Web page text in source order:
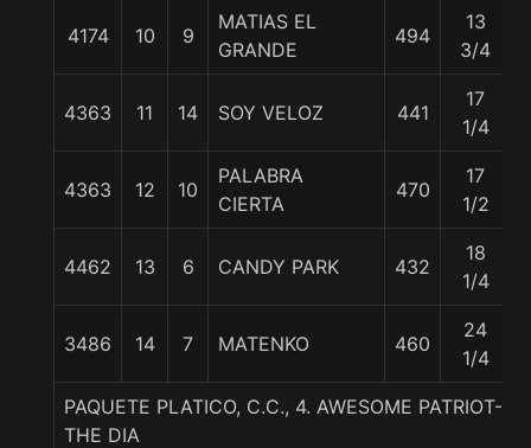
4174 10 9
MATIAS EL
GRANDE
494
13
3/4
4363 11 14 SOY VELOZ 441
17
1/4
4363 12 10
PALABRA
CIERTA
470
17
1/2
4462 13 6 CANDY PARK 432
18
1/4
3486 14 7 MATENKO 460
24
1/4
PAQUETE PLATICO, C.C., 4. AWESOME PATRIOT-
THE DIA